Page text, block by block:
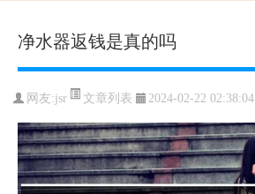
净水器返钱是真的吗
网友:jsr 文章列表 2024-02-22 02:38:04